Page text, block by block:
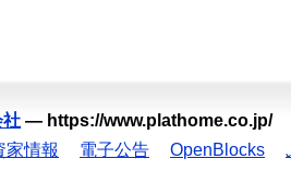
社 — https://www.plathome.co.jp/
家情報 電子公告 OpenBlocks